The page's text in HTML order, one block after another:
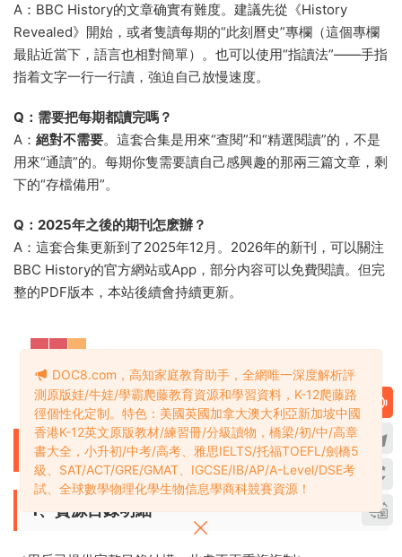
A：BBC History的文章确實有難度。建議先從《History
Revealed》開始，或者隻讀每期的“此刻曆史”專欄（這個專欄
最貼近當下，語言也相對簡單）。也可以使用“指讀法”——手指
指着文字一行一行讀，強迫自己放慢速度。
Q：需要把每期都讀完嗎？
A： 絕對不需要。這套合集是用來“查閱”和“精選閱讀”的，不是
用來“通讀”的。每期你隻需要讀自己感興趣的那兩三篇文章，剩
下的“存檔備用”。
Q：2025年之後的期刊怎麽辦？
A：這套合集更新到了2025年12月。2026年的新刊，可以關注
BBC History的官方網站或App，部分内容可以免費閱讀。但完
整的PDF版本，本站後續會持續更新。
附錄
1、資源目錄明細
DOC8.com，高知家庭教育助手，全網唯一深度解析評
測原版娃/牛娃/學霸爬藤教育資源和學習資料，K-12爬藤路
徑個性化定制。特色：美國英國加拿大澳大利亞新加坡中國
香港K-12英文原版教材/練習冊/分級讀物，橋梁/初/中/高章
書大全，小升初/中考/高考、雅思IELTS/托福TOEFL/劍橋5
級、SAT/ACT/GRE/GMAT、IGCSE/IB/AP/A-Level/DSE考
試、全球數學物理化學生物信息學商科競賽資源！